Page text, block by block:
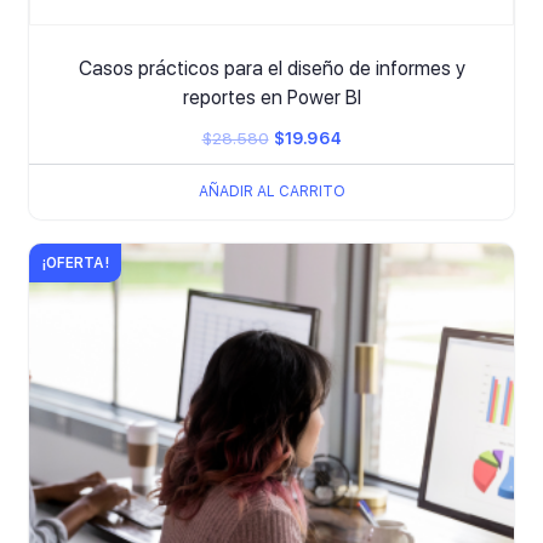
Casos prácticos para el diseño de informes y
reportes en Power BI
$28.580 El
precio
original
$19.964El
precio
actual
$19.964.
AÑADIR AL CARRITO
¡OFERTA!